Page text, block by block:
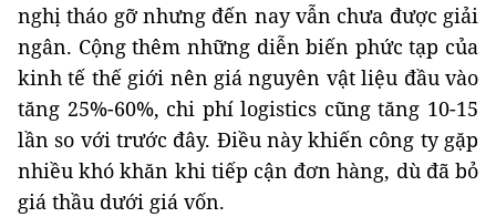
nghị tháo gỡ nhưng đến nay vẫn chưa được giải
ngân. Cộng thêm những diễn biến phức tạp của
kinh tế thế giới nên giá nguyên vật liệu đầu vào
tăng 25%-60%, chi phí logistics cũng tăng 10-15
lần so với trước đây. Điều này khiến công ty gặp
nhiều khó khăn khi tiếp cận đơn hàng, dù đã bỏ
giá thầu dưới giá vốn.